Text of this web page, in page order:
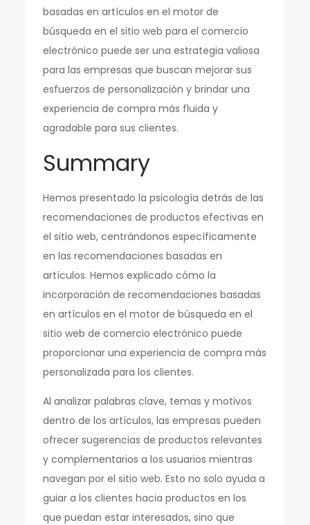
basadas en artículos en el motor de
búsqueda en el sitio web para el comercio
electrónico puede ser una estrategia valiosa
para las empresas que buscan mejorar sus
esfuerzos de personalización y brindar una
experiencia de compra más fluida y
agradable para sus clientes.
Summary
Hemos presentado la psicología detrás de las
recomendaciones de productos efectivas en
el sitio web, centrándonos específicamente
en las recomendaciones basadas en
artículos. Hemos explicado cómo la
incorporación de recomendaciones basadas
en artículos en el motor de búsqueda en el
sitio web de comercio electrónico puede
proporcionar una experiencia de compra más
personalizada para los clientes.
Al analizar palabras clave, temas y motivos
dentro de los artículos, las empresas pueden
ofrecer sugerencias de productos relevantes
y complementarios a los usuarios mientras
navegan por el sitio web. Esto no solo ayuda a
guiar a los clientes hacia productos en los
que puedan estar interesados, sino que